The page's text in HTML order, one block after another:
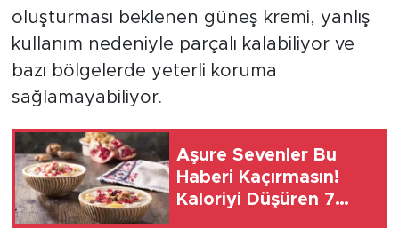
oluşturması beklenen güneş kremi, yanlış
kullanım nedeniyle parçalı kalabiliyor ve
bazı bölgelerde yeterli koruma
sağlamayabiliyor.
Aşure Sevenler Bu
Haberi Kaçırmasın!
Kaloriyi Düşüren 7